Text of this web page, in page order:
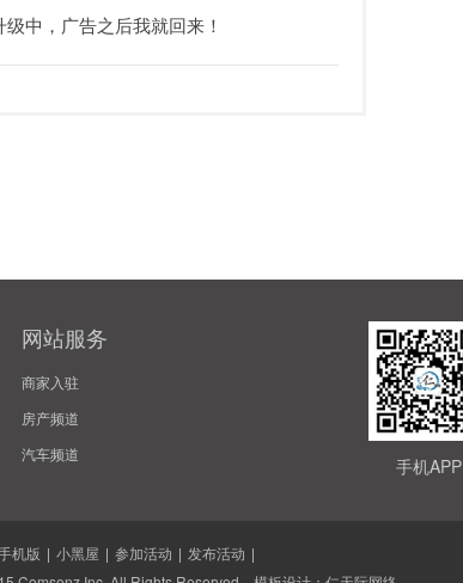
级中，广告之后我就回来！
网站服务
商家入驻
房产频道
汽车频道
手机APP
机版 | 小黑屋 | 参加活动 | 发布活动 |